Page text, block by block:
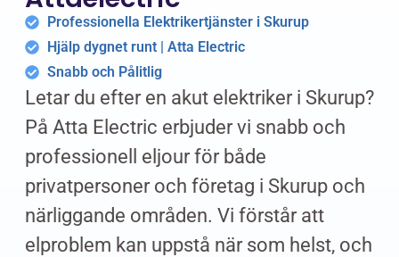
Professionella Elektrikertjänster i Skurup
Hjälp dygnet runt | Atta Electric
Snabb och Pålitlig
Letar du efter en akut elektriker i Skurup?
På Atta Electric erbjuder vi snabb och
professionell eljour för både
privatpersoner och företag i Skurup och
närliggande områden. Vi förstår att
elproblem kan uppstå när som helst, och